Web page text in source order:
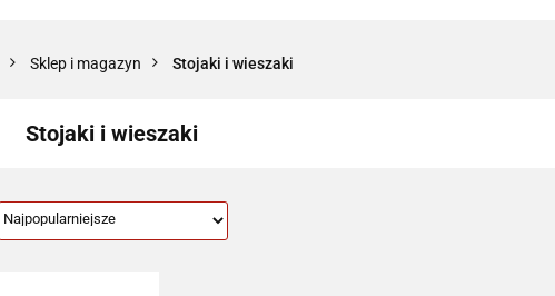
Sklep i magazyn Stojaki i wieszaki
Stojaki i wieszaki